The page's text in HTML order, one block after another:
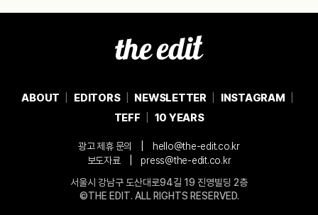
ABOUT EDITORS NEWSLETTER
INSTAGRAM
TEFF
10 YEARS
광고 제휴 문의
hello@the-edit.co.kr
보도자료
press@the-edit.co.kr
서울시 강남구 도산대로94길 19 진영빌딩 2층
©THE EDIT. ALL RIGHTS RESERVED.